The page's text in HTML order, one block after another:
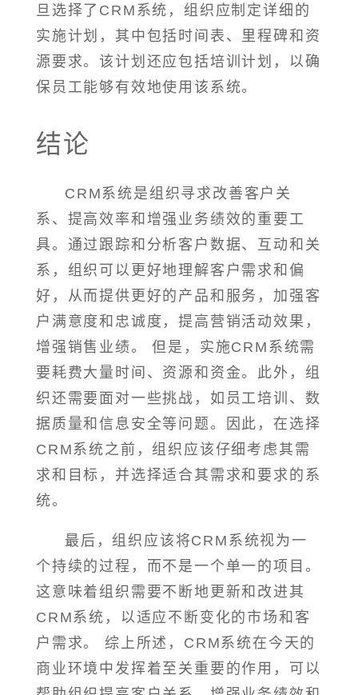
旦选择了CRM系统，组织应制定详细的
实施计划，其中包括时间表、里程碑和资
源要求。该计划还应包括培训计划，以确
保员工能够有效地使用该系统。
结论
CRM系统是组织寻求改善客户关
系、提高效率和增强业务绩效的重要工
具。通过跟踪和分析客户数据、互动和关
系，组织可以更好地理解客户需求和偏
好，从而提供更好的产品和服务，加强客
户满意度和忠诚度，提高营销活动效果，
增强销售业绩。 但是，实施CRM系统需
要耗费大量时间、资源和资金。此外，组
织还需要面对一些挑战，如员工培训、数
据质量和信息安全等问题。因此，在选择
CRM系统之前，组织应该仔细考虑其需
求和目标，并选择适合其需求和要求的系
统。
最后，组织应该将CRM系统视为一
个持续的过程，而不是一个单一的项目。
这意味着组织需要不断地更新和改进其
CRM系统，以适应不断变化的市场和客
户需求。 综上所述，CRM系统在今天的
商业环境中发挥着至关重要的作用，可以